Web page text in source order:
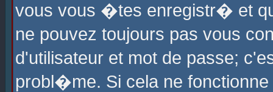
vous vous �tes enregistr� et
ne pouvez toujours pas vous
d'utilisateur et mot de passe;
probl�me. Si cela ne